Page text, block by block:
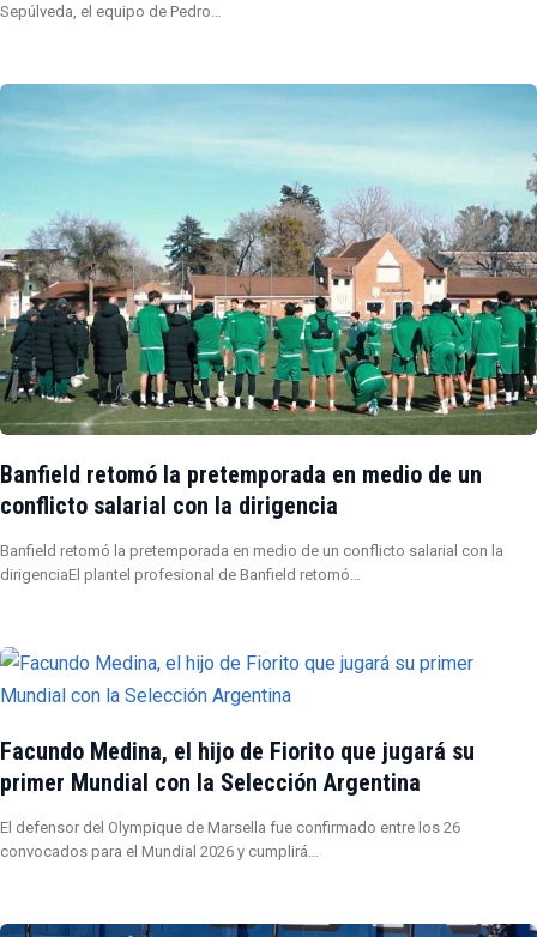
Sepúlveda, el equipo de Pedro…
Banfield retomó la pretemporada en medio de un
conflicto salarial con la dirigencia
Banfield retomó la pretemporada en medio de un conflicto salarial con la
dirigenciaEl plantel profesional de Banfield retomó…
Facundo Medina, el hijo de Fiorito que jugará su
primer Mundial con la Selección Argentina
El defensor del Olympique de Marsella fue confirmado entre los 26
convocados para el Mundial 2026 y cumplirá…